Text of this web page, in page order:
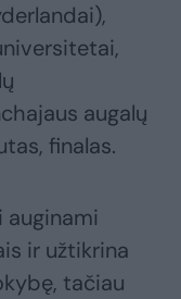
augalų
finalas.
auginami
ir užtikrina
tačiau